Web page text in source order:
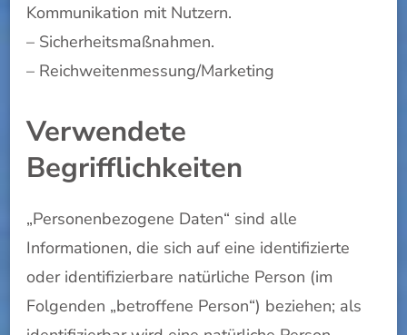
Kommunikation mit Nutzern.
– Sicherheitsmaßnahmen.
– Reichweitenmessung/Marketing
Verwendete
Begrifflichkeiten
„Personenbezogene Daten“ sind alle
Informationen, die sich auf eine identifizierte
oder identifizierbare natürliche Person (im
Folgenden „betroffene Person“) beziehen; als